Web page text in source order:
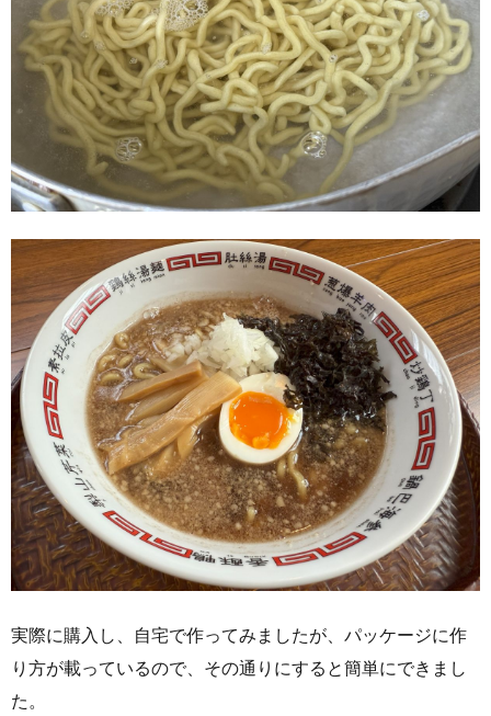
実際に購入し、自宅で作ってみましたが、パッケージに作
り方が載っているので、その通りにすると簡単にできまし
た。